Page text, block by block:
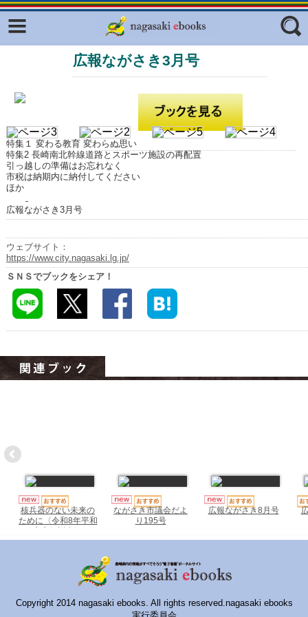
フリーワード
ジャンル
広報ながさき3月号
特集１ 変わる教育 変わらぬ思い
特集2 長崎南北幹線道路とスポーツ施設の再配置
引っ越しの準備はお忘れなく
市税は納期内に納付してください
ほか
広報ながさき3月号
ウェブサイト：
https://www.city.nagasaki.lg.jp/
ＳＮＳでブックをシェア！
核兵器のない未来の
ために〈令和8年平和
ながさき市議会だよ
り195号
広報ながさき8月号
Copyright 2014 nagasaki ebooks. All rights reserved.nagasaki ebooks
Facebook
ふくいろキラリプロジェクト
ラリー（TOKYO Brochures）
はじめてご利用される方へ
コンテンツ
明治日本の産業革命遺産
長崎と天草地方の潜伏キリシタン
関連遺産
大学・専門学校ナビ
ハイスクールナビ
いきebooks
みなみしまばらebooks
はさみebooks
ながさき市ebooks
さいかいイーブックス